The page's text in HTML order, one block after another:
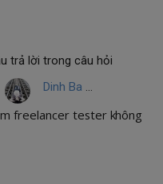
trả lời trong câu hỏi
Dinh Ba Tung
freelancer tester không